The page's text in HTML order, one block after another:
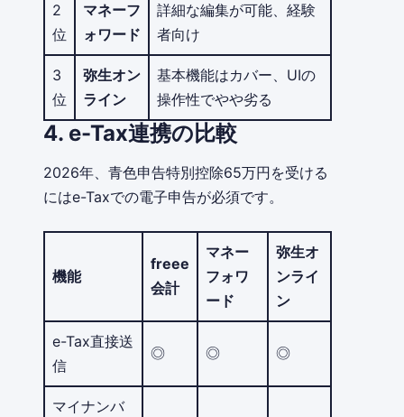
2
位
マネーフ
ォワード
詳細な編集が可能、経験
者向け
3
位
弥生オン
ライン
基本機能はカバー、UIの
操作性でやや劣る
4. e-Tax連携の比較
2026年、青色申告特別控除65万円を受ける
にはe-Taxでの電子申告が必須です。
機能
freee
会計
マネー
フォワ
ード
弥生オ
ンライ
ン
e-Tax直接送
信
◎ ◎ ◎
マイナンバ